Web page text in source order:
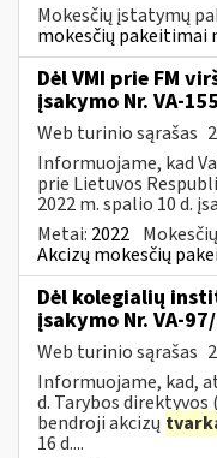
Mokesčių įstatymų
mokesčių pakeitimai
Dėl VMI prie FM
įsakymo Nr. VA-
Web turinio sąrašas
Informuojame, kad
prie Lietuvos
2022 m. spalio 10 d.
Metai: 2022
Akcizų mokesčių
Dėl kolegialių
įsakymo Nr. VA-
Web turinio sąrašas
Informuojame, kad,
d. Tarybos direktyvos
bendroji akcizų
16 d....